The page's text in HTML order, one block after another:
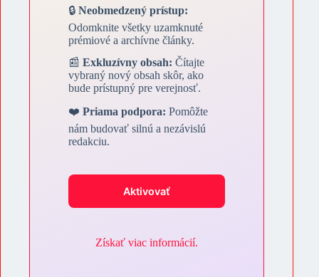
🔒Neobmedzený prístup:
Odomknite všetky uzamknuté
prémiové a archívne články.
📰Exkluzívny obsah: Čítajte
vybraný nový obsah skôr, ako
bude prístupný pre verejnosť.
❤️Priama podpora: Pomôžte
nám budovať silnú a nezávislú
redakciu.
Aktivovať
Získať viac informácií.